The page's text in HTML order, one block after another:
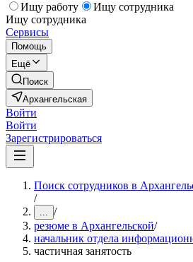
Ищу работу
Ищу сотрудника
Ищу сотрудника
Сервисы
Помощь
Ещё
Поиск
Архангельская
Войти
Войти
Зарегистрироваться
Поиск сотрудников в
/
... /
резюме в Архангельской/
начальник отдела
частичная занятость